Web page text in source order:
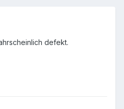
defekt.